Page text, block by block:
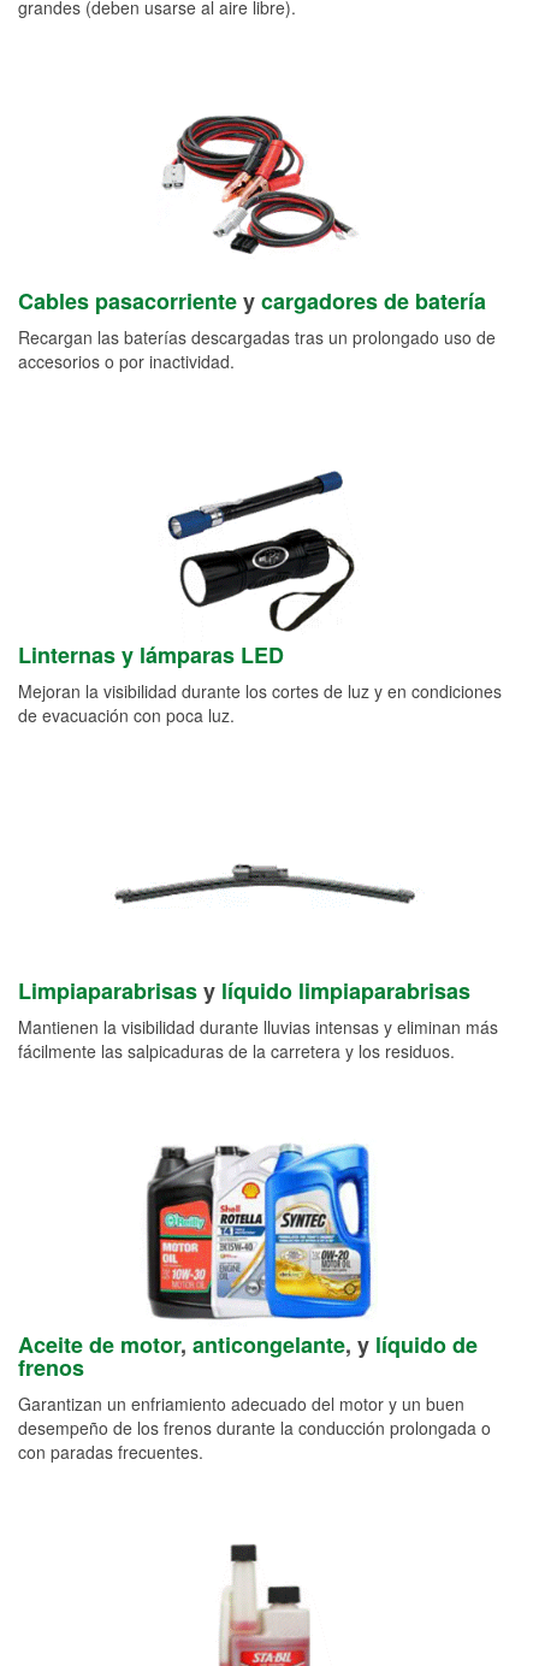
grandes (deben usarse al aire libre).
Cables pasacorrienteycargadores de batería
Recargan las baterías descargadas tras un prolongado uso de
accesorios o por inactividad.
Linternas y lámparas LED
Mejoran la visibilidad durante los cortes de luz y en condiciones
de evacuación con poca luz.
Limpiaparabrisasy líquido limpiaparabrisas
Mantienen la visibilidad durante lluvias intensas y eliminan más
fácilmente las salpicaduras de la carretera y los residuos.
Aceite de motor, anticongelante, y líquido de
frenos
Garantizan un enfriamiento adecuado del motor y un buen
desempeño de los frenos durante la conducción prolongada o
con paradas frecuentes.